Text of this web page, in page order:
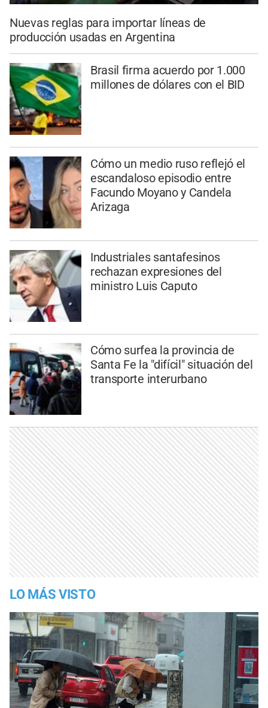
Nuevas reglas para importar líneas de
producción usadas en Argentina
Brasil firma acuerdo por 1.000
millones de dólares con el BID
Cómo un medio ruso reflejó el
escandaloso episodio entre
Facundo Moyano y Candela
Arizaga
Industriales santafesinos
rechazan expresiones del
ministro Luis Caputo
Cómo surfea la provincia de
Santa Fe la "difícil" situación del
transporte interurbano
LO MÁS VISTO